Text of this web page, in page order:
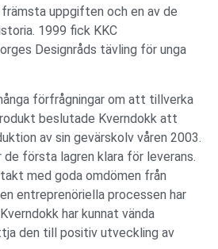
främsta uppgiften och en av de
1999 fick KKC
Designråds tävling för unga
förfrågningar om att tillverka
beslutade Kverndokk att
av sin gevärskolv våren 2003.
de första lagren klara för leverans.
med goda omdömen från
entreprenöriella processen har
har kunnat vända
den till positiv utveckling av